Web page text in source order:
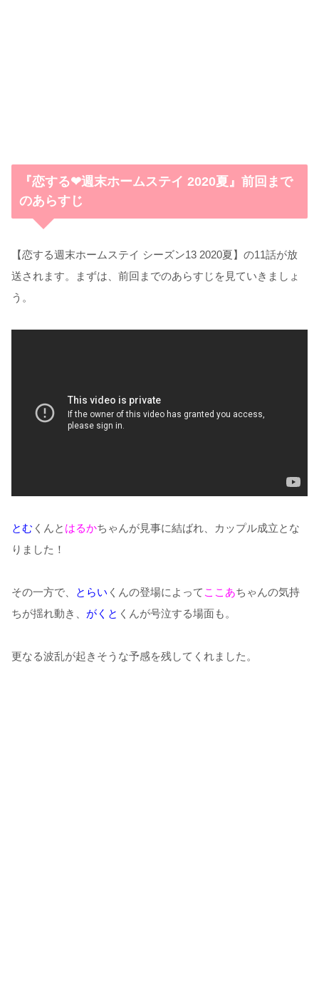
『恋する❤︎週末ホームステイ 2020夏』前回まで
のあらすじ
【恋する週末ホームステイ シーズン13 2020夏】の11話が放
送されます。まずは、前回までのあらすじを見ていきましょ
う。
とむ くんと はるかちゃんが見事に結ばれ、カップル成立とな
りました！
その一方で、 とらい くんの登場によって ここあちゃんの気持
ちが揺れ動き、 がくと くんが号泣する場面も。
更なる波乱が起きそうな予感を残してくれました。